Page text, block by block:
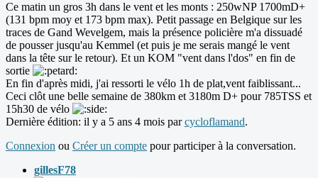
Ce matin un gros 3h dans le vent et les monts : 250wNP 1700mD+
(131 bpm moy et 173 bpm max). Petit passage en Belgique sur les
traces de Gand Wevelgem, mais la présence policière m'a dissuadé
de pousser jusqu'au Kemmel (et puis je me serais mangé le vent
dans la tête sur le retour). Et un KOM "vent dans l'dos" en fin de
sortie
En fin d'après midi, j'ai ressorti le vélo 1h de plat,vent faiblissant...
Ceci clôt une belle semaine de 380km et 3180m D+ pour 785TSS et
15h30 de vélo
Dernière édition: il y a 5 ans 4 mois parcycloflamand.
Connexion ou Créer un compte pour participer à la conversation.
gillesF78